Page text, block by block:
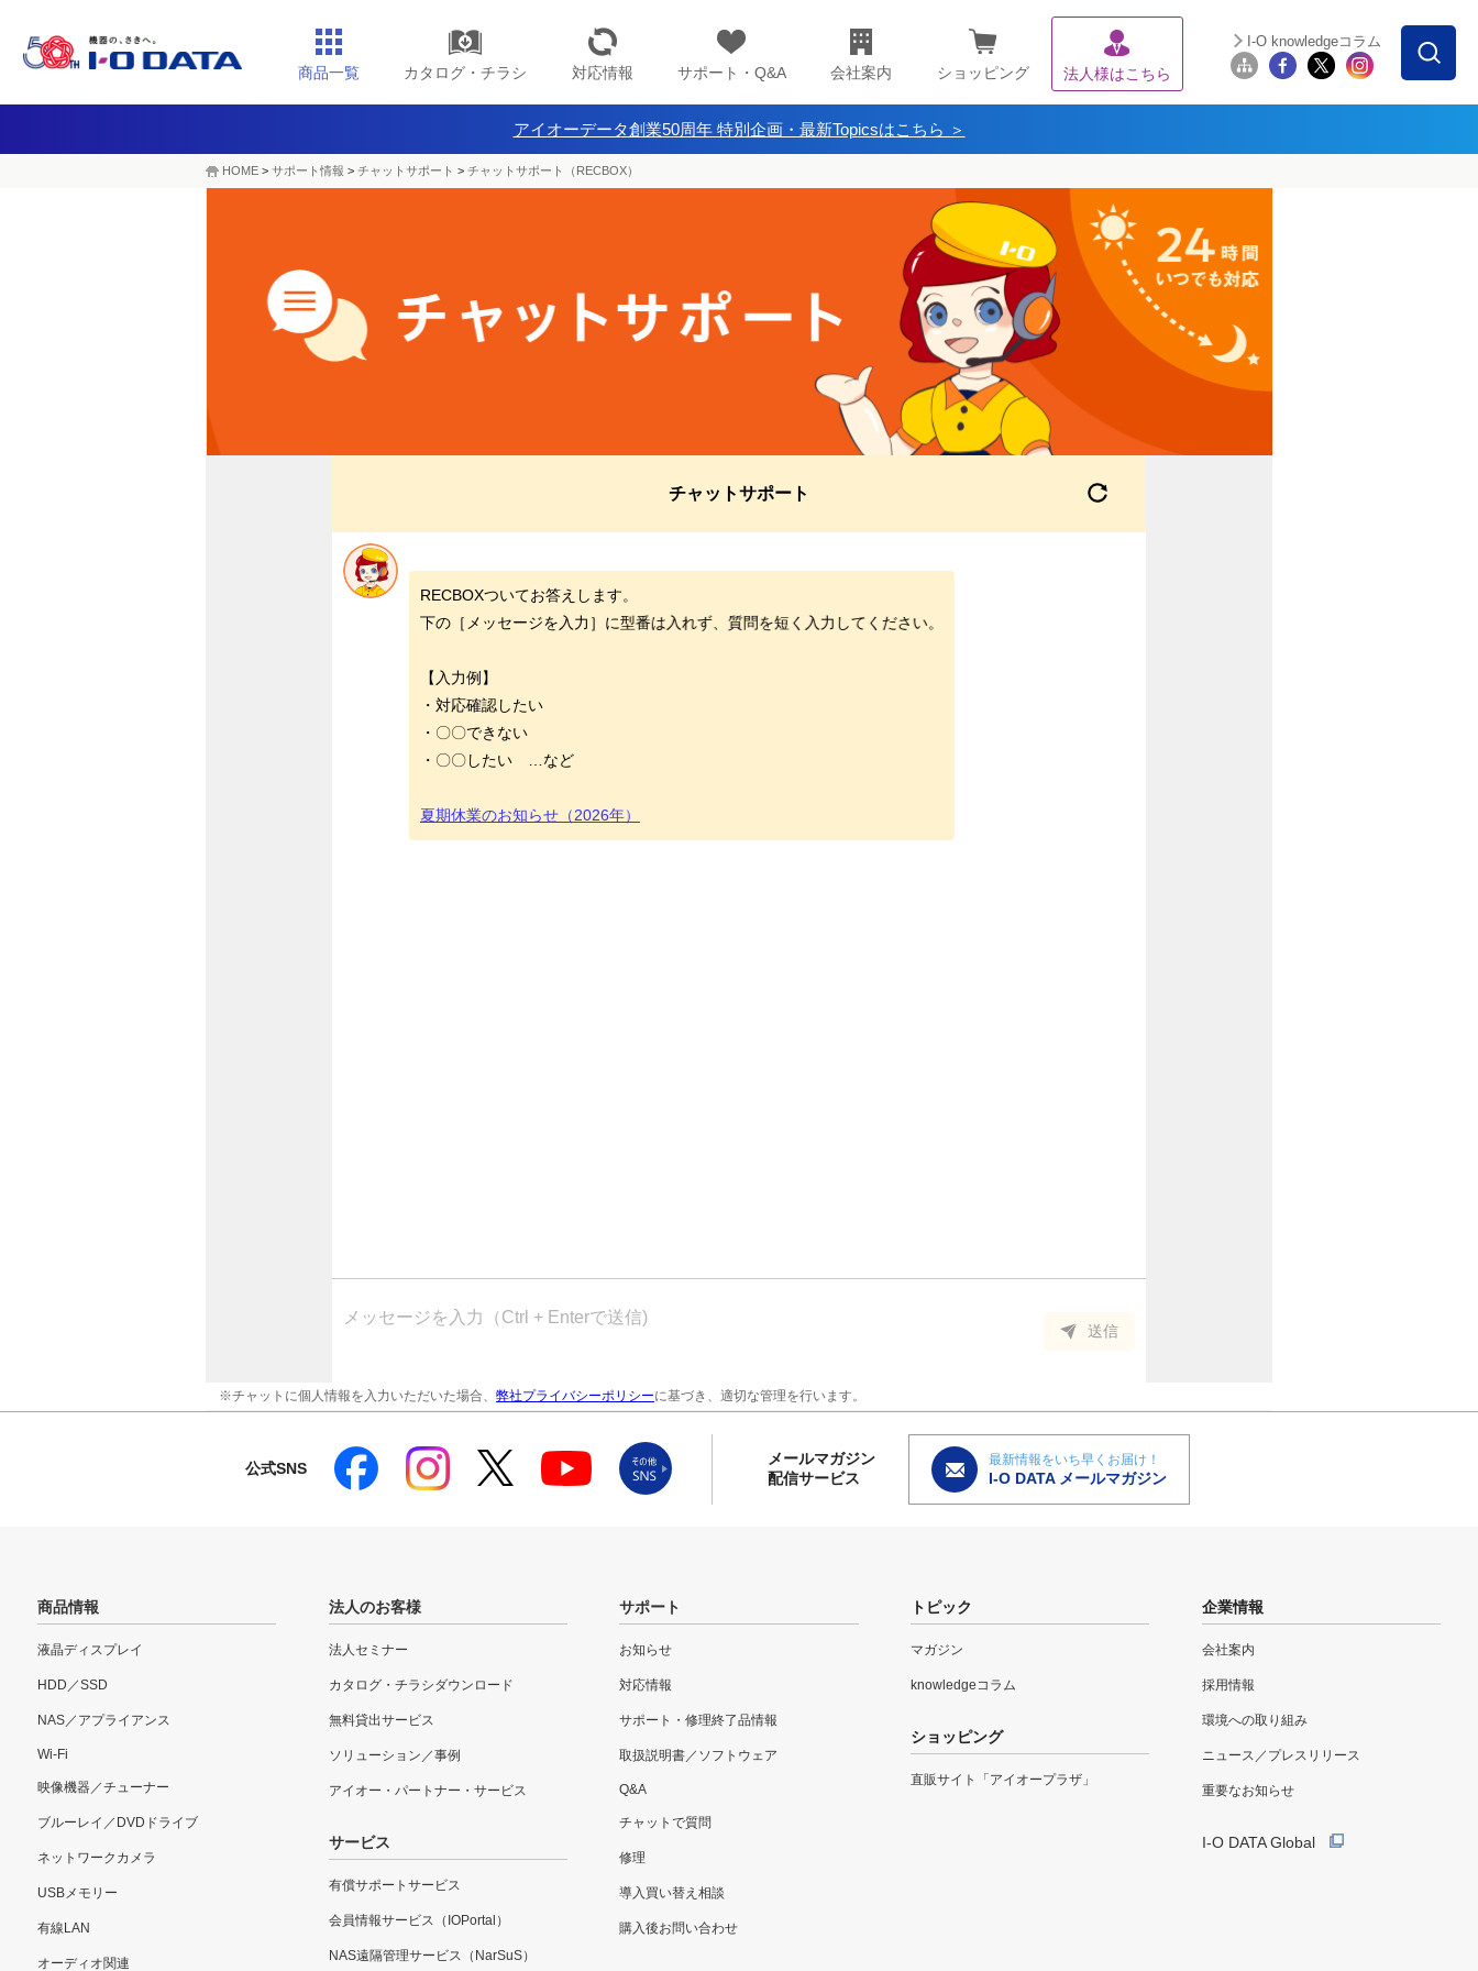
商品一覧 カタログ・チラシ 対応情報 サポート・Q&A 会社案内 ショッピング 法人様はこちら
I-O knowledgeコラム
アイオーデータ創業50周年 特別企画・最新Topicsはこちら ＞
HOME > サポート情報 > チャットサポート > チャットサポート（RECBOX）
チャットサポート
RECBOXついてお答えします。
下の［メッセージを入力］に型番は入れず、質問を短く入力してください。
【入力例】
・対応確認したい
・〇〇できない
・〇〇したい …など
夏期休業のお知らせ（2026年）
送信
※チャットに個人情報を入力いただいた場合、 弊社プライバシーポリシーに基づき、適切な管理を行います。
公式SNS
メールマガジン
配信サービス
最新情報をいち早くお届け！
I-O DATA メールマガジン
商品情報
液晶ディスプレイ
HDD／SSD
NAS／アプライアンス
Wi-Fi
映像機器／チューナー
ブルーレイ／DVDドライブ
ネットワークカメラ
USBメモリー
有線LAN
オーディオ関連
法人のお客様
法人セミナー
カタログ・チラシダウンロード
無料貸出サービス
ソリューション／事例
アイオー・パートナー・サービス
サービス
有償サポートサービス
会員情報サービス（IOPortal）
NAS遠隔管理サービス（NarSuS）
サポート
お知らせ
対応情報
サポート・修理終了品情報
取扱説明書／ソフトウェア
Q&A
チャットで質問
修理
導入買い替え相談
購入後お問い合わせ
トピック
マガジン
knowledgeコラム
ショッピング
直販サイト「アイオープラザ」
企業情報
会社案内
採用情報
環境への取り組み
ニュース／プレスリリース
重要なお知らせ
I-O DATA Global